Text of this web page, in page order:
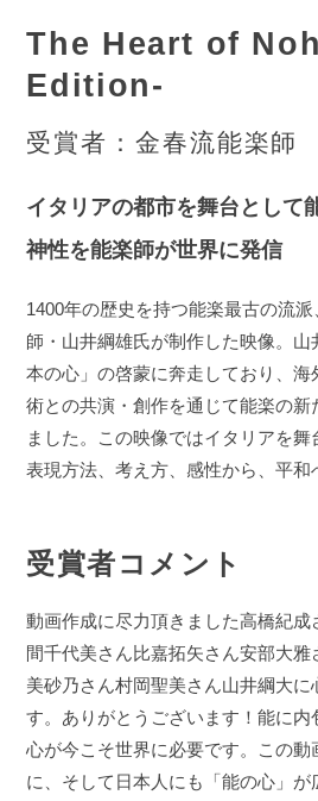
The Heart of
Edition-
受賞者：金春流能楽師
イタリアの都市を舞台として
神性を能楽師が世界に発信
1400年の歴史を持つ能楽最古の流
師・山井綱雄氏が制作した映像。山
本の心」の啓蒙に奔走しており、
術との共演・創作を通じて能楽の新
ました。この映像ではイタリアを
表現方法、考え方、感性から、平和
受賞者コメント
動画作成に尽力頂きました高橋紀成
間千代美さん比嘉拓矢さん安部大雅
美砂乃さん村岡聖美さん山井綱大に
す。ありがとうございます！能に
心が今こそ世界に必要です。この動
に、そして日本人にも「能の心」